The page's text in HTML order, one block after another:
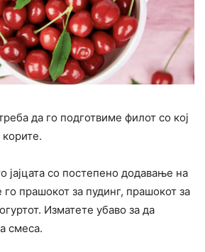
да го подготвиме филот со кој
јајцата со постепено додавање на
го прашокот за пудинг, прашокот за
Изматете убаво за да
смеса.